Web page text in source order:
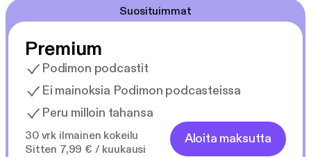
Suosituimmat
Premium
Podimon podcastit
Ei mainoksia Podimon podcasteissa
Peru milloin tahansa
30 vrk ilmainen kokeilu
Sitten 7,99 € / kuukausi
Aloita maksutta